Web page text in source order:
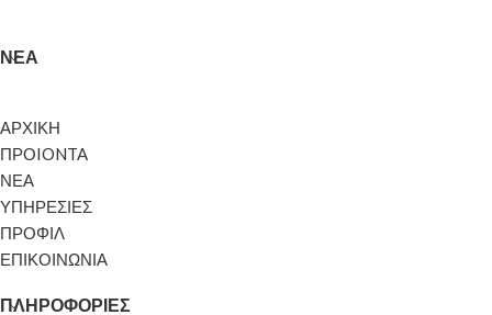
ΝΈΑ
ΑΡΧΙΚΗ
ΠΡΟIONTA
ΝΕΑ
ΥΠΗΡΕΣΙΕΣ
ΠΡΟΦΙΛ
ΕΠΙΚΟΙΝΩΝΙΑ
ΠΛΗΡΟΦΟΡΊΕΣ